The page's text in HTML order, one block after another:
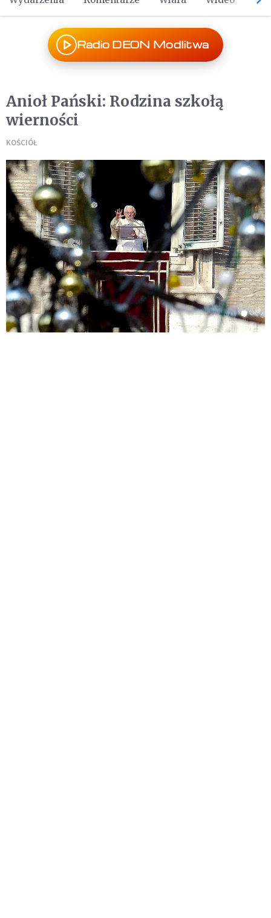
Radio DEON Modlitwa
Anioł Pański: Rodzina szkołą
wierności
KOŚCIÓŁ